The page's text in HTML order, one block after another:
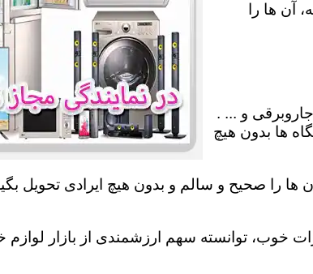
ها را
و ... .
ها بدون هیچ
را صحیح و سالم و بدون هیچ ایرادی تحویل
توانسته سهم ارزشمندی از بازار لوازم